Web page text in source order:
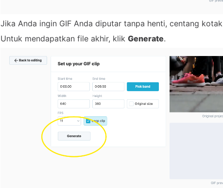
Jika Anda ingin GIF Anda diputar tanpa henti, centang kotak
Untuk mendapatkan file akhir, klik Generate.